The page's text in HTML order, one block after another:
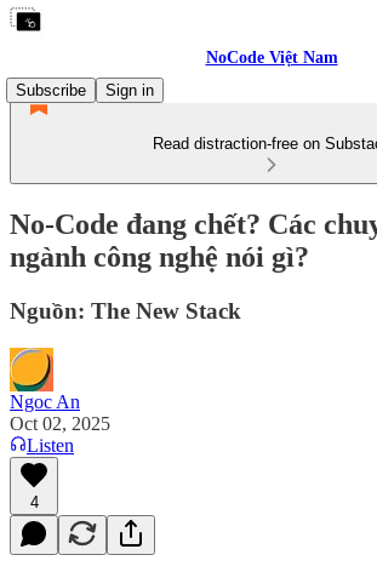
NoCode Việt Nam
Subscribe
Sign in
Read distraction-free on
No-Code đang chết? Các
ngành công nghệ nói gì?
Nguồn: The New Stack
Ngoc An
Oct 02, 2025
Listen
4